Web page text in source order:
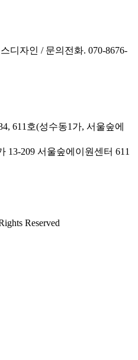
디자인 / 문의전화. 070-8676-
611호(성수동1가, 서울숲에
13-209 서울숲에이원센터 611
Reserved